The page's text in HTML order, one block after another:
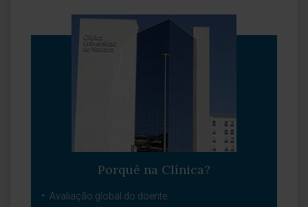
Porquê na Clínica?
Avaliação global do doente.